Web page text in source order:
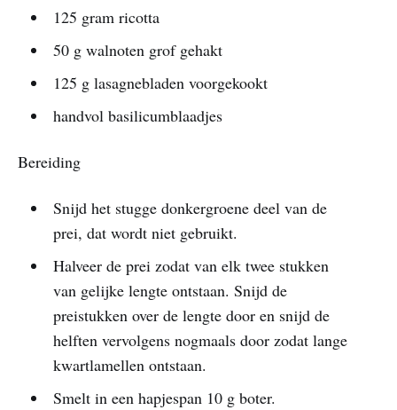
125 gram ricotta
50 g walnoten grof gehakt
125 g lasagnebladen voorgekookt
handvol basilicumblaadjes
Bereiding
Snijd het stugge donkergroene deel van de
prei, dat wordt niet gebruikt.
Halveer de prei zodat van elk twee stukken
van gelijke lengte ontstaan. Snijd de
preistukken over de lengte door en snijd de
helften vervolgens nogmaals door zodat lange
kwartlamellen ontstaan.
Smelt in een hapjespan 10 g boter.